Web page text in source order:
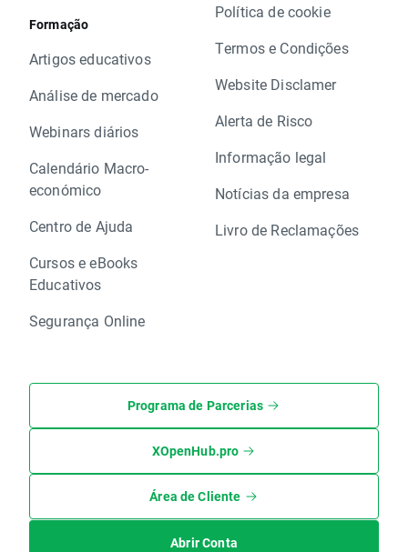
Formação
Artigos educativos
Análise de mercado
Webinars diários
Calendário Macro-
económico
Centro de Ajuda
Cursos e eBooks
Educativos
Segurança Online
Política de cookie
Termos e Condições
Website Disclamer
Alerta de Risco
Informação legal
Notícias da empresa
Livro de Reclamações
Programa de Parcerias
XOpenHub.pro
Área de Cliente
Abrir Conta